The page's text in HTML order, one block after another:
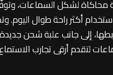
أكثر راحة طوال
إلى جانب علبة شحن
لتقدم أرقى تجارب الاستماع